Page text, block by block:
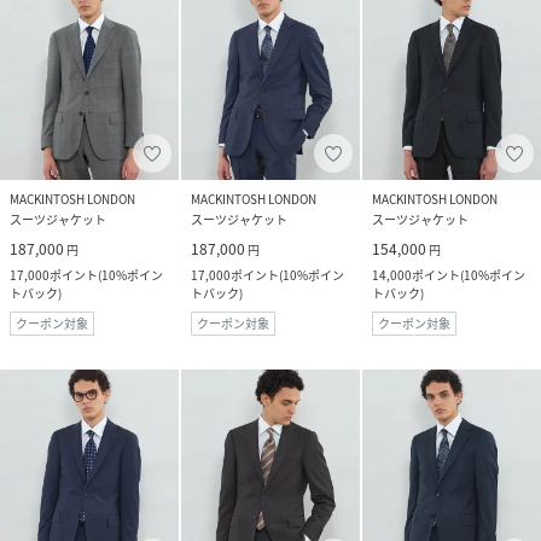
MACKINTOSH LONDON
スーツジャケット
187,000 円
17,000ポイント(10%ポイン
トバック)
クーポン対象
MACKINTOSH LONDON
スーツジャケット
187,000 円
17,000ポイント(10%ポイン
トバック)
クーポン対象
MACKINTOSH LONDON
スーツジャケット
154,000 円
14,000ポイント(10%ポイン
トバック)
クーポン対象